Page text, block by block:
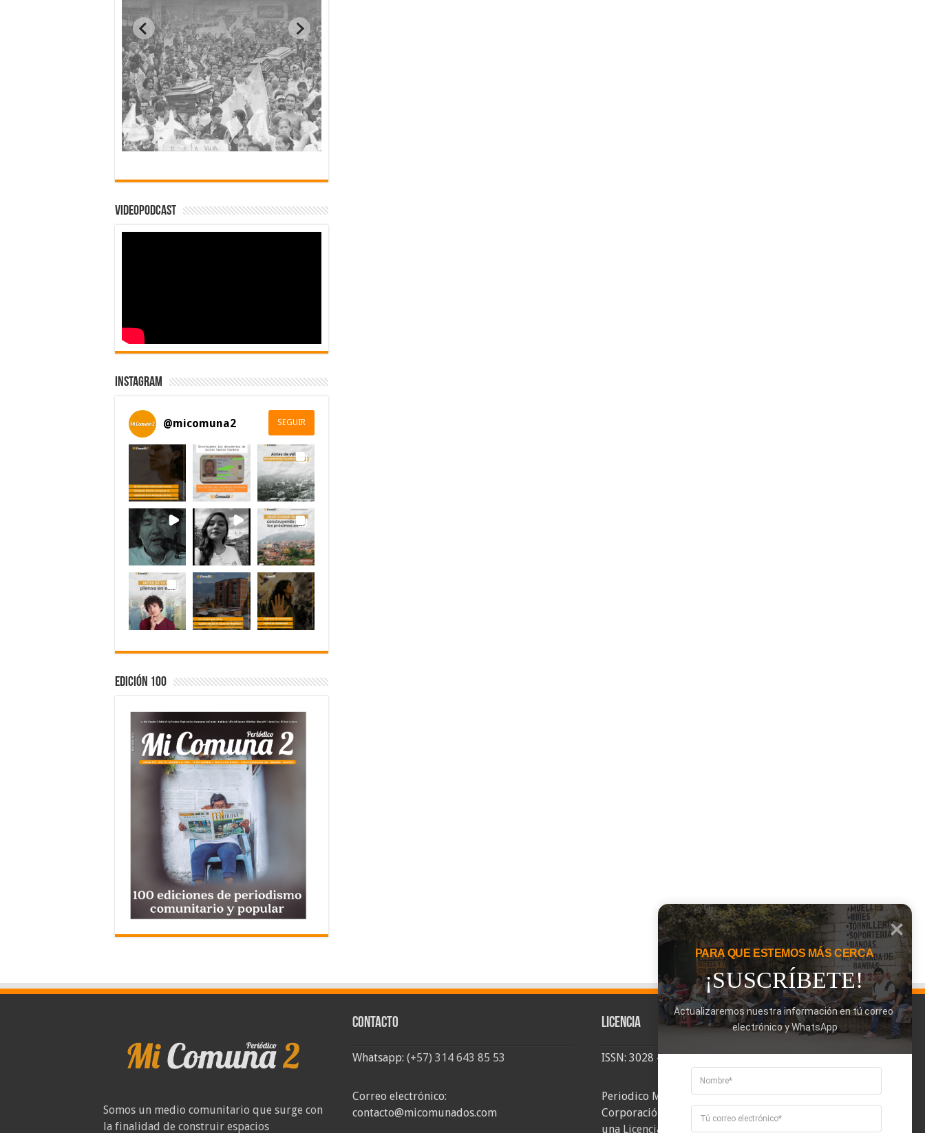
Videopodcast
Instagram
@micomuna2 SEGUIR
Edición 100
Somos un medio comunitario que surge con
la finalidad de construir espacios
Contacto
Whatsapp: (+57) 314 643 85 53
Correo electrónico:
contacto@micomunados.com
Licencia
ISSN: 3028 - 6026
Periodico Mi Comuna 2, elaborado por
Corporación Mi Comuna se distribuye bajo
una Licencia Creative Commons Atribución-
PARA QUE ESTEMOS MÁS CERCA
¡SUSCRÍBETE!
Actualizaremos nuestra información en tú correo
electrónico y WhatsApp